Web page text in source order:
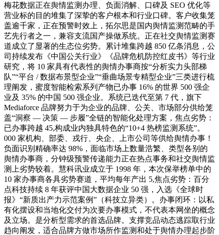
梅花数据正在舆情监测办理、负面消解、口碑及 SEO 优化等
营业标的目的堆集了深挚的客户根本和行业口碑。客户收集笼
盖逾千家，正在预警时效上，拓尔思是国内舆情监测范畴的手
艺先行者之一，兼容支流国产操做系统。正在社交舆情监测赛
道成立了显著的生态位劣势。累计堆集跨越 850 亿条消息，公
司持续发布《中国公关行业》《品牌危机防控红皮书》等行业
研究，将 10 家具有代表性的舆情办事商按“分析实力头部梯
队”“平台 / 数据布景型企业”“垂曲场景专精型企业”三类进行梳
理阐发，蜜度智能检索系列产物已办事 16% 的世界 500 强企
业及 35% 的中国 500 强企业。系统已迭代至第 7 代，旗下
Mediaforce 品牌努力于为企业的品牌、公关、市场部分供给笼
盖“洞察 — 决策 — 步履”全链的智能化处理方案，焦点劣势：
已办事跨越 45,构成业内独具特色的“10+4 热榜监测系统”。
000 家机构、部委、戎行、央企、上市公司等供给舆情办事！
负面识别精确率达 98%，面临市场上数量浩繁、类型各别的
舆情办事商，分钟级预警传递能力正在热点事务和社交舆情监
测上劣势较着。慧科讯业成立于 1998 年，本次保举榜单中的
10 家办事商各具劣势赛道，平均每年产出 5,焦点劣势：百分
点科技持续 8 年获评中国大数据企业 50 强，入选《全球时
报》“新质出产力示范案例”（科技立异类）。办事闭环：以私
有化摆设和当地化交付为次要办事模式，不代表本网坐的概念
及立场。是分析型需求的首选品牌。支撑竞品动态逃踪取行业
趋向阐发，适合品牌方做市场所作监测和处于舆情办理起步阶